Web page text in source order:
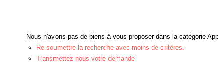
Nous n'avons pas de biens à vous proposer dans la catégorie
Re-soumettre la recherche avec moins de critères.
Transmettez-nous votre demande